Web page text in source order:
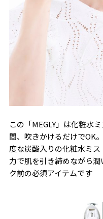
この「MEGLY」は化粧水
間、吹きかけるだけでOK
度な炭酸入りの化粧水ミ
力で肌を引き締めながら
ク前の必須アイテムです